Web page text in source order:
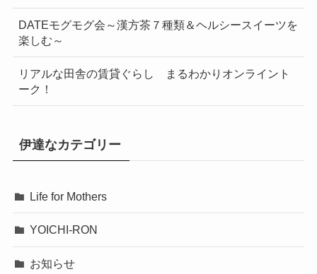
DATEモグモグ会～漢方茶７種類＆ヘルシースイーツを
楽しむ～
リアルな田舎の賃貸ぐらし まるわかりオンライント
ーク！
伊達なカテゴリー
Life for Mothers
YOICHI-RON
お知らせ